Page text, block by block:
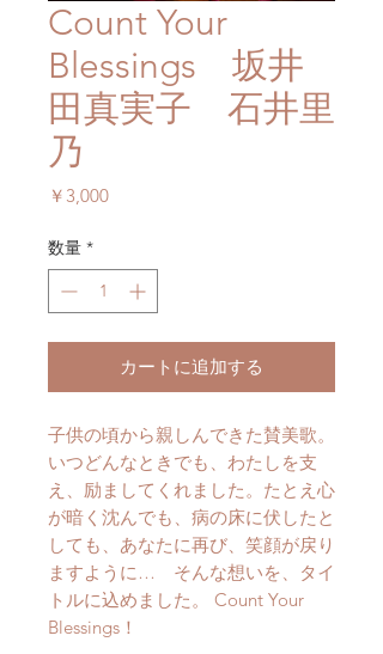
Count Your
Blessings 坂井
田真実子 石井里
乃
￥3,000価
数量 *
カートに追加する
子供の頃から親しんできた賛美歌。
いつどんなときでも、わたしを支
え、励ましてくれました。たとえ心
が暗く沈んでも、病の床に伏したと
しても、あなたに再び、笑顔が戻り
ますように… そんな想いを、タイ
トルに込めました。 Count Your
Blessings！